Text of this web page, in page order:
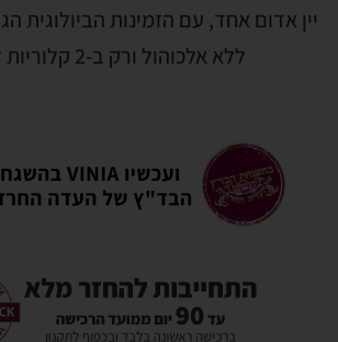
יין אדום אחד, עם הזמינות הביולוגית
ללא אלכוהול ורק ב-2 קלוריות לכמוסה